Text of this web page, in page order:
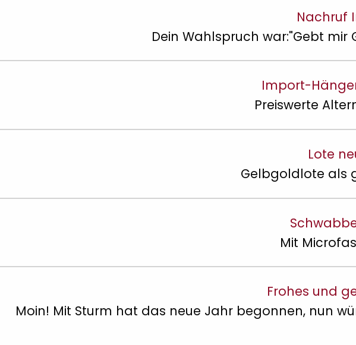
Nachruf
Dein Wahlspruch war:"Gebt
Import-
Preiswerte
Lote
Gelbgoldlote als
Mit
Frohes und
Moin! Mit Sturm hat das neue Jahr begonnen, nun